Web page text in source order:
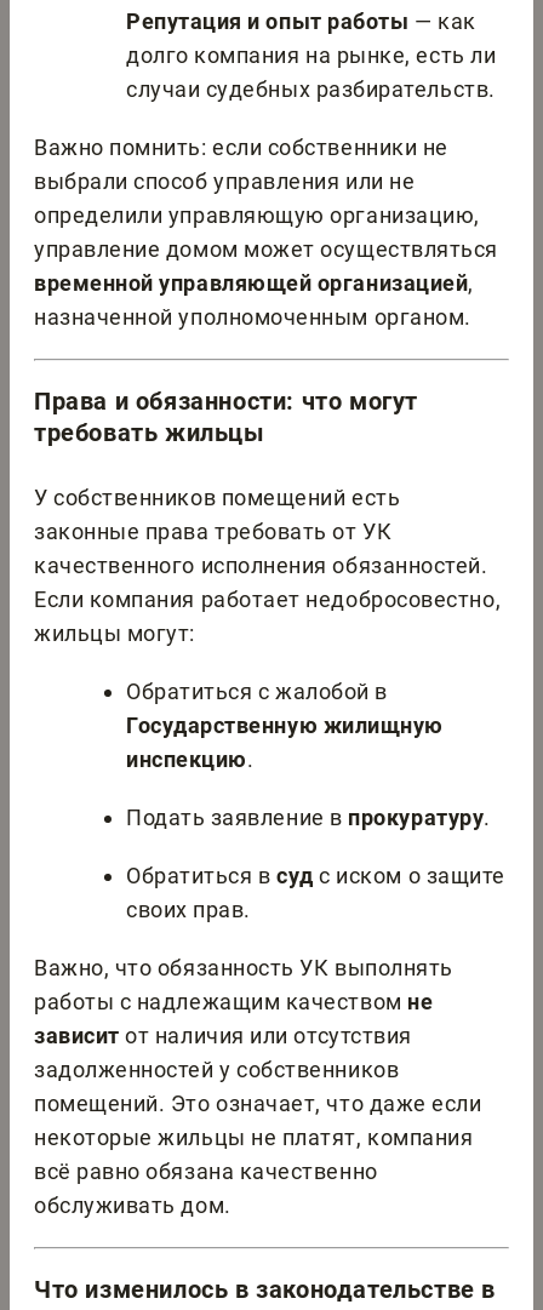
Репутация и опыт работы — как
долго компания на рынке, есть ли
случаи судебных разбирательств.
Важно помнить: если собственники не
выбрали способ управления или не
определили управляющую организацию,
управление домом может осуществляться
временной управляющей организацией,
назначенной уполномоченным органом.
Права и обязанности: что могут
требовать жильцы
У собственников помещений есть
законные права требовать от УК
качественного исполнения обязанностей.
Если компания работает недобросовестно,
жильцы могут:
Обратиться с жалобой в
Государственную жилищную
инспекцию.
Подать заявление в прокуратуру.
Обратиться всуд с иском о защите
своих прав.
Важно, что обязанность УК выполнять
работы с надлежащим качеством не
зависит от наличия или отсутствия
задолженностей у собственников
помещений. Это означает, что даже если
некоторые жильцы не платят, компания
всё равно обязана качественно
обслуживать дом.
Что изменилось в законодательстве в